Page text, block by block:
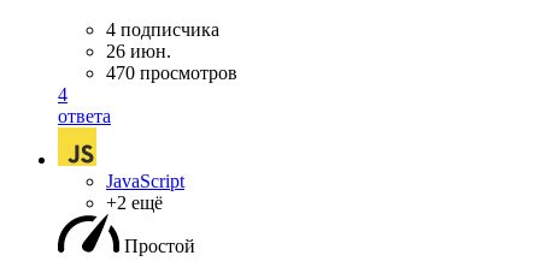
4 подписчика
26 июн.
470 просмотров
4
ответа
JavaScript
+2 ещё
Простой